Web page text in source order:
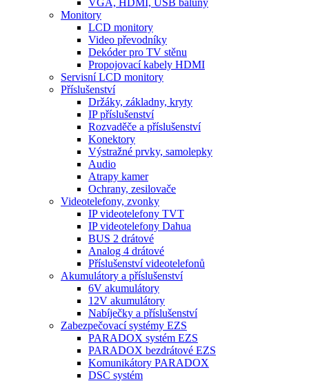
VGA, HDMI, USB baluny
Monitory
LCD monitory
Video převodníky
Dekóder pro TV stěnu
Propojovací kabely HDMI
Servisní LCD monitory
Příslušenství
Držáky, základny, kryty
IP příslušenství
Rozvaděče a příslušenství
Konektory
Výstražné prvky, samolepky
Audio
Atrapy kamer
Ochrany, zesilovače
Videotelefony, zvonky
IP videotelefony TVT
IP videotelefony Dahua
BUS 2 drátové
Analog 4 drátové
Příslušenství videotelefonů
Akumulátory a příslušenství
6V akumulátory
12V akumulátory
Nabíječky a příslušenství
Zabezpečovací systémy EZS
PARADOX systém EZS
PARADOX bezdrátové EZS
Komunikátory PARADOX
DSC systém